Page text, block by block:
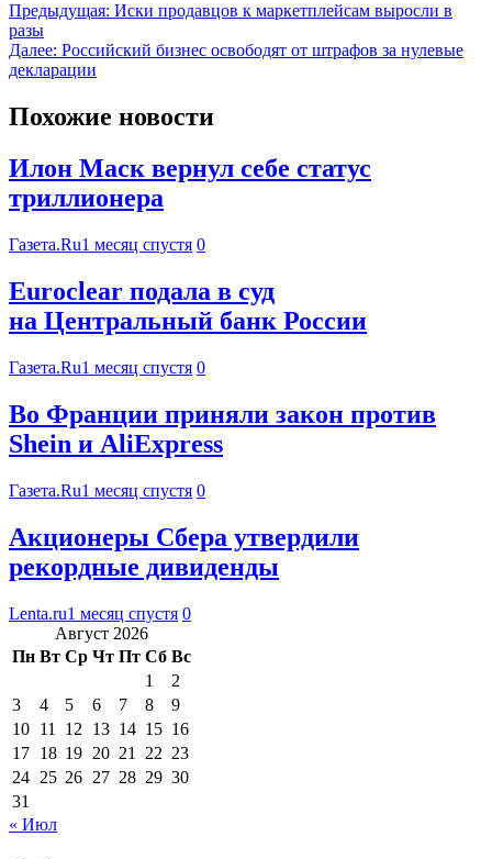
Предыдущая: Иски продавцов к маркетплейсам выросли в
разы
Далее: Российский бизнес освободят от штрафов за нулевые
декларации
Похожие новости
Илон Маск вернул себе статус
триллионера
Газета.Ru1 месяц спустя 0
Euroclear подала в суд
на Центральный банк России
Газета.Ru1 месяц спустя 0
Во Франции приняли закон против
Shein и AliExpress
Газета.Ru1 месяц спустя 0
Акционеры Сбера утвердили
рекордные дивиденды
Lenta.ru1 месяц спустя 0
Август 2026
Пн Вт Ср Чт Пт Сб Вс
1
2
3
4 5 6 7 8
9
10 11 12 13 14 15 16
17 18 19 20 21 22 23
24 25 26 27 28 29 30
31
« Июл